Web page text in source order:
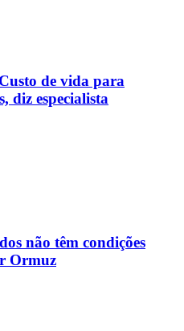
de vida para
diz especialista
não têm condições
Ormuz